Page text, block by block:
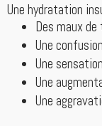
Une hydratation
Des maux
Une
Une
Une
Une